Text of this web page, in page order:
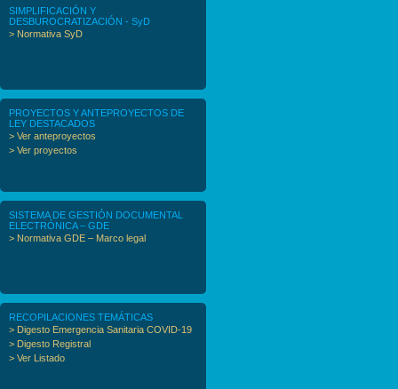
SIMPLIFICACIÓN Y
DESBUROCRATIZACIÓN - SyD
> Normativa SyD
PROYECTOS Y ANTEPROYECTOS DE
LEY DESTACADOS
> Ver anteproyectos
> Ver proyectos
SISTEMA DE GESTIÓN DOCUMENTAL
ELECTRÓNICA – GDE
> Normativa GDE – Marco legal
RECOPILACIONES TEMÁTICAS
> Digesto Emergencia Sanitaria COVID-19
> Digesto Registral
> Ver Listado